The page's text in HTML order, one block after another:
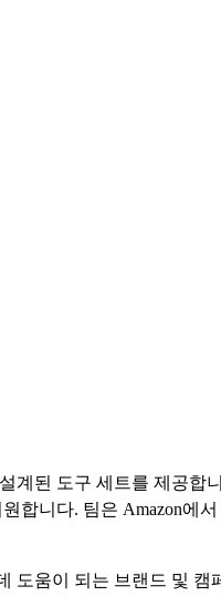
된 도구 세트를 제공합
니다. 팀은 Amazon에
도움이 되는 브랜드 및